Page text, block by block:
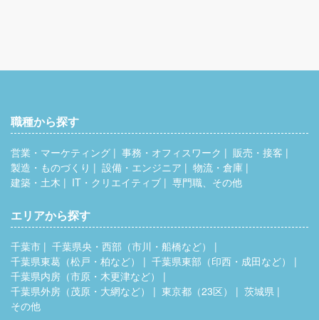
職種から探す
営業・マーケティング 事務・オフィスワーク
販売・接客
製造・ものづくり
設備・エンジニア
物流・倉庫
建築・土木
IT・クリエイティブ 専門職、その他
エリアから探す
千葉市
千葉県央・西部（市川・船橋など）
千葉県東葛（松戸・柏など）
千葉県東部（印西・成田など）
千葉県内房（市原・木更津など）
千葉県外房（茂原・大網など）
東京都（23区）
茨城県
その他